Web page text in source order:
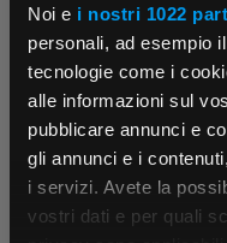
Noi e i nostri 1022
personali, ad esempio
tecnologie come i
alle informazioni sul
pubblicare annunci e
gli annunci e i
i servizi. Avete la
vostri dati e per quali
Contattaci
Parla con il customer care